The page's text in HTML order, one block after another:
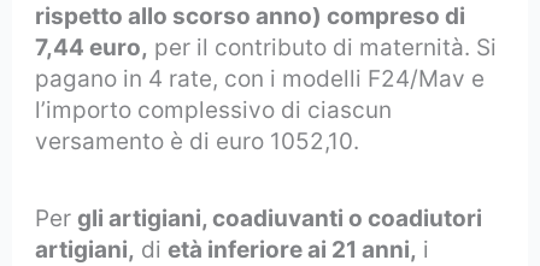
rispetto allo scorso anno) compreso di
7,44 euro, per il contributo di maternità. Si
pagano in 4 rate, con i modelli F24/Mav e
l’importo complessivo di ciascun
versamento è di euro 1052,10.
Pergli artigiani, coadiuvanti o coadiutori
artigiani, dietà inferiore ai 21 anni, i